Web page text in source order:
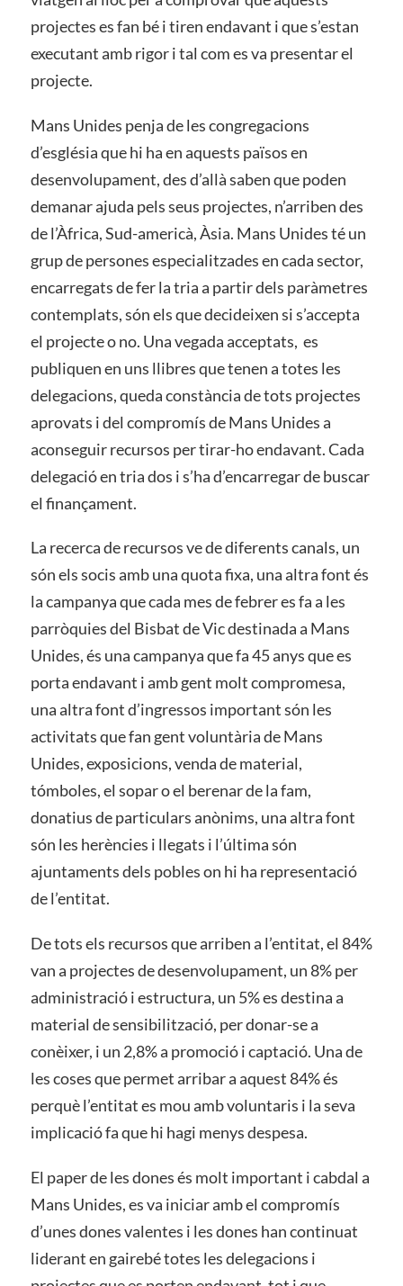
projectes es fan bé i tiren endavant i que s’estan
executant amb rigor i tal com es va presentar el
projecte.
Mans Unides penja de les congregacions
d’església que hi ha en aquests països en
desenvolupament, des d’allà saben que poden
demanar ajuda pels seus projectes, n’arriben des
de l’Àfrica, Sud-americà, Àsia. Mans Unides té un
grup de persones especialitzades en cada sector,
encarregats de fer la tria a partir dels paràmetres
contemplats, són els que decideixen si s’accepta
el projecte o no. Una vegada acceptats, es
publiquen en uns llibres que tenen a totes les
delegacions, queda constància de tots projectes
aprovats i del compromís de Mans Unides a
aconseguir recursos per tirar-ho endavant. Cada
delegació en tria dos i s’ha d’encarregar de buscar
el finançament.
La recerca de recursos ve de diferents canals, un
són els socis amb una quota fixa, una altra font és
la campanya que cada mes de febrer es fa a les
parròquies del Bisbat de Vic destinada a Mans
Unides, és una campanya que fa 45 anys que es
porta endavant i amb gent molt compromesa,
una altra font d’ingressos important són les
activitats que fan gent voluntària de Mans
Unides, exposicions, venda de material,
tómboles, el sopar o el berenar de la fam,
donatius de particulars anònims, una altra font
són les herències i llegats i l’última són
ajuntaments dels pobles on hi ha representació
de l’entitat.
De tots els recursos que arriben a l’entitat, el 84%
van a projectes de desenvolupament, un 8% per
administració i estructura, un 5% es destina a
material de sensibilització, per donar-se a
conèixer, i un 2,8% a promoció i captació. Una de
les coses que permet arribar a aquest 84% és
perquè l’entitat es mou amb voluntaris i la seva
implicació fa que hi hagi menys despesa.
El paper de les dones és molt important i cabdal a
Mans Unides, es va iniciar amb el compromís
d’unes dones valentes i les dones han continuat
liderant en gairebé totes les delegacions i